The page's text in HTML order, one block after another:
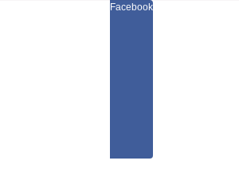
Facebook